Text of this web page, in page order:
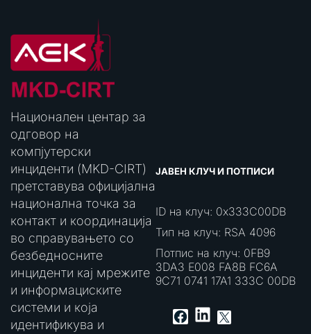
Национален центар за
одговор на
компјутерски
инциденти (MKD-CIRT)
претставува официјална
национална точка за
контакт и координација
во справувањето со
безбедносните
инциденти кај мрежите
и информациските
системи и која
идентификува и
ЈАВЕН КЛУЧ И ПОТПИСИ
ID на клуч: 0x333C00DB
Тип на клуч: RSA 4096
Потпис на клуч: 0FB9
3DA3 E008 FA8B FC6A
9C71 0741 17A1 333C 00DB
Facebook
LinkedIn
X